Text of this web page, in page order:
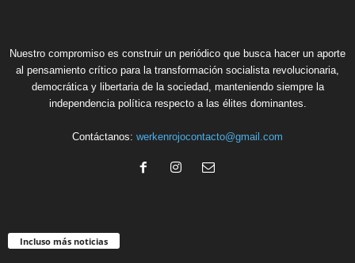
Nuestro compromiso es construir un periódico que busca hacer un aporte
al pensamiento crítico para la transformación socialista revolucionaria,
democrática y libertaria de la sociedad, manteniendo siempre la
independencia política respecto a las élites dominantes.
Contáctanos: werkenrojocontacto@gmail.com
Incluso más noticias